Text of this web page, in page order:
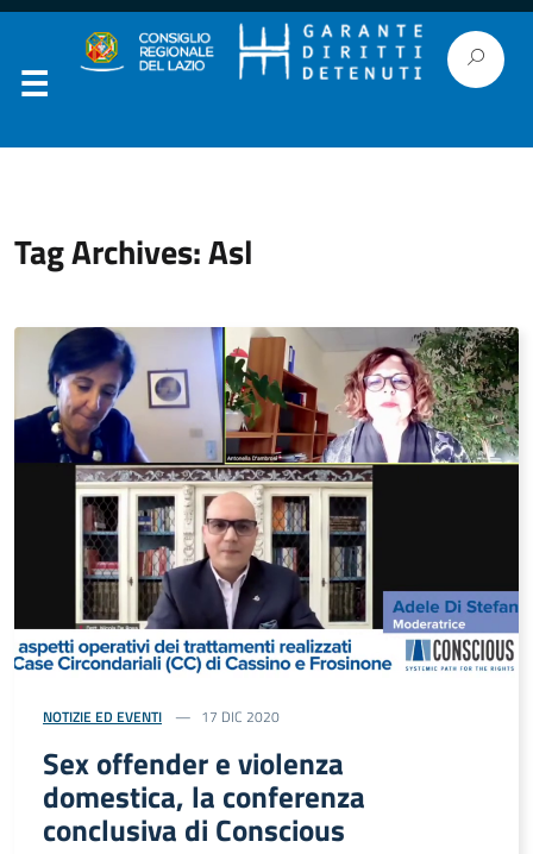
Tag Archives: Asl
NOTIZIE ED EVENTI 17 DIC 2020
Sex offender e violenza
domestica, la conferenza
conclusiva di Conscious